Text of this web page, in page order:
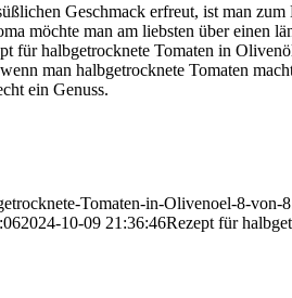
Geschmack erfreut, ist man zum
möchte man am liebsten über einen
für halbgetrocknete Tomaten in
man halbgetrocknete Tomaten
ein Genuss.
Tomaten-in-Olivenoel-8-von-
2024-10-09 21:36:46Rezept für